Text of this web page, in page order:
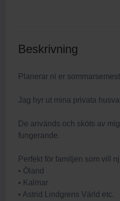
Beskrivning
Planerar ni er
Jag hyr ut mina privata
De används och sköts av
fungerande.
Perfekt för familjen som vill
• Öland
• Kalmar
• Astrid Lindgrens Värld etc.